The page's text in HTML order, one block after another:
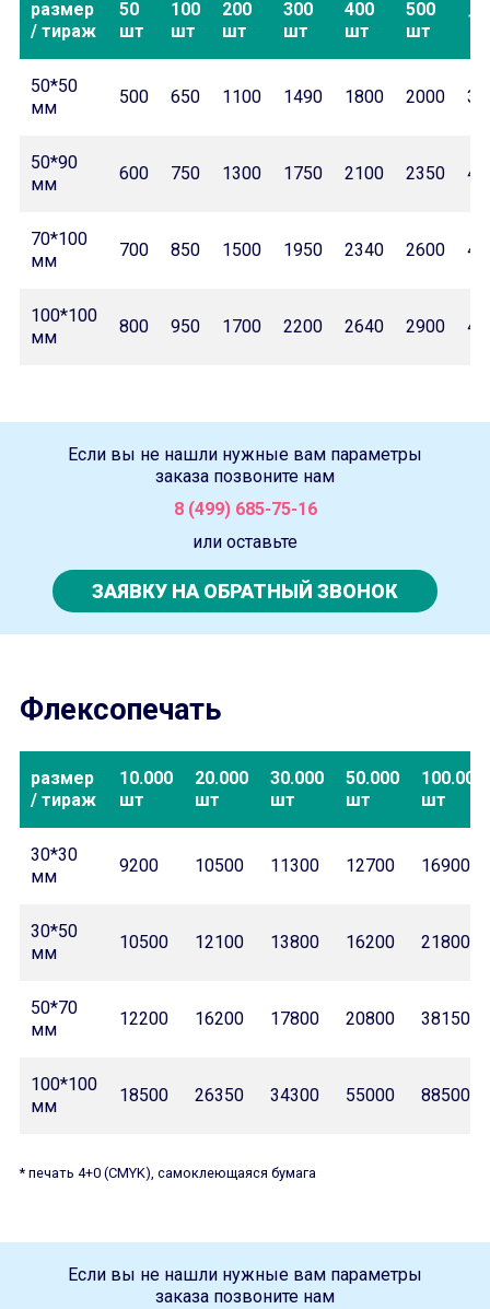
размер
/ тираж
50
шт
100
шт
200
шт
300
шт
400
шт
500
шт
50*50
мм
500 650 1100 1490 1800 2000
50*90
мм
600 750 1300 1750 2100 2350
70*100
мм
700 850 1500 1950 2340 2600
100*100
мм
800 950 1700 2200 2640 2900
Если вы не нашли нужные вам параметры
заказа позвоните нам
8 (499) 685-75-16
или оставьте
ЗАЯВКУ НА ОБРАТНЫЙ ЗВОНОК
Флексопечать
размер
/ тираж
10.000
шт
20.000
шт
30.000
шт
50.000
шт
100.000
шт
30*30
мм
9200 10500 11300 12700 16900
30*50
мм
10500 12100 13800 16200 21800
50*70
мм
12200 16200 17800 20800 38150
100*100
мм
18500 26350 34300 55000 88500
* печать 4+0 (CMYK), самоклеющаяся бумага
Если вы не нашли нужные вам параметры
заказа позвоните нам